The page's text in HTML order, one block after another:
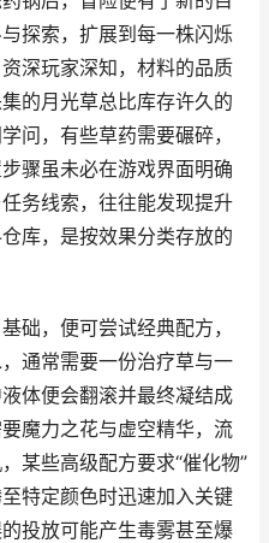
探索，扩展到每一株闪烁
深玩家深知，材料的品质
的月光草总比库存许久的
问，有些草药需要碾碎，
骤虽未必在游戏界面明确
务线索，往往能发现提升
库，是按效果分类存放的
础，便可尝试经典配方，
通常需要一份治疗草与一
体便会翻滚并最终凝结成
魔力之花与虚空精华，流
某些高级配方要求“催化物”
特定颜色时迅速加入关键
投放可能产生毒雾甚至爆